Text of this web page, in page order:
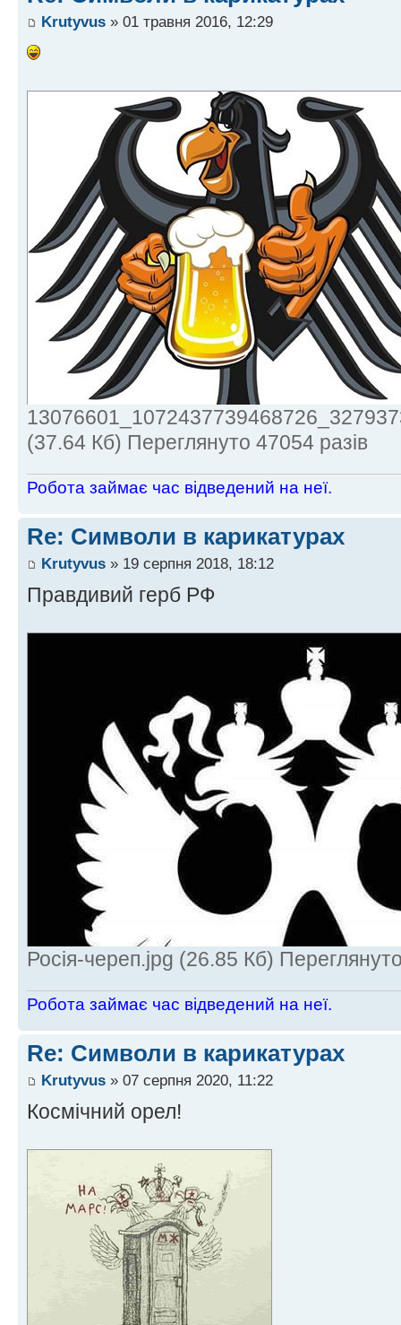
Krutyvus » 01 травня 2016, 12:29
(37.64 Кб) Переглянуто 47054 разів
Робота займає час відведений на неї.
Re: Символи в карикатурах
Krutyvus » 19 серпня 2018, 18:12
Правдивий герб РФ
Росія-череп.jpg (26.85 Кб)
Робота займає час відведений на неї.
Re: Символи в карикатурах
Krutyvus » 07 серпня 2020, 11:22
Космічний орел!